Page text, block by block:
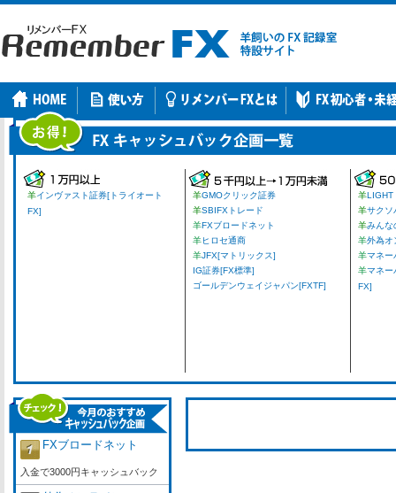
羊インヴァスト証券[トライオート
FX]
羊GMOクリック証券
羊SBIFXトレード
羊FXブロードネット
羊ヒロセ通商
羊JFX[マトリックス]
IG証券[FX標準]
ゴールデンウェイジャパン[FXTF]
羊LIGHT
羊サクソ
羊みんな
羊外為オ
羊マネー
羊マネー
FX]
FXブロードネット
入金で3000円キャッシュバック